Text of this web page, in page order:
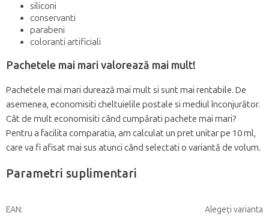
siliconi
conservanti
parabeni
coloranti artificiali
Pachetele mai mari valorează mai mult!
Pachetele mai mari durează mai mult si sunt mai rentabile. De
asemenea, economisiti cheltuielile postale si mediul înconjurător.
Cât de mult economisiti când cumpărati pachete mai mari?
Pentru a facilita comparatia, am calculat un pret unitar pe 10 ml,
care va fi afisat mai sus atunci când selectati o variantă de volum.
Parametri suplimentari
EAN: Alegeţi varianta